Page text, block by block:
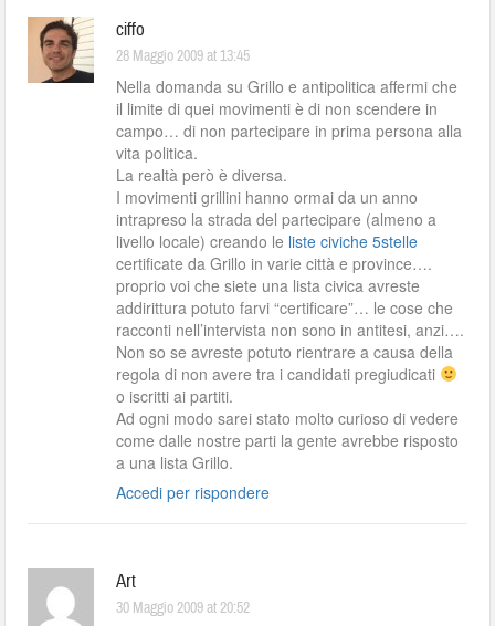
ciffo
28 Maggio 2009 at 13:45
Nella domanda su Grillo e antipolitica affermi che
il limite di quei movimenti è di non scendere in
campo… di non partecipare in prima persona alla
vita politica.
La realtà però è diversa.
I movimenti grillini hanno ormai da un anno
intrapreso la strada del partecipare (almeno a
livello locale) creando le liste civiche 5stelle
certificate da Grillo in varie città e province….
proprio voi che siete una lista civica avreste
addirittura potuto farvi “certificare”… le cose che
racconti nell’intervista non sono in antitesi, anzi….
Non so se avreste potuto rientrare a causa della
regola di non avere tra i candidati pregiudicati
o iscritti ai partiti.
Ad ogni modo sarei stato molto curioso di vedere
come dalle nostre parti la gente avrebbe risposto
a una lista Grillo.
Accedi per rispondere
Art
30 Maggio 2009 at 20:52